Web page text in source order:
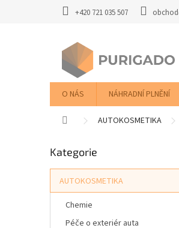
+420 721 035 507
O NÁS NÁHRADNÍ PLNĚNÍ
Domů AUTOKOSMETIKA
o
s
r
Přeskočit
Kategorie
AUTOKOSMETIKA
Chemie
Péče o exteriér auta